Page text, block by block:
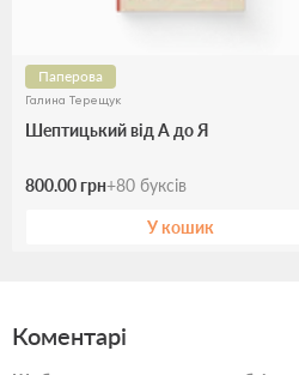
Паперова
Галина Терещук
Шептицький від А до Я
800.00 грн+80 буксів
У кошик
Коментарі